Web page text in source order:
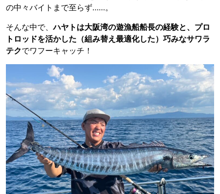
の中々バイトまで至らず……。
そんな中で、ハヤトは大阪湾の遊漁船船長の経験と、プロ
トロッドを活かした（組み替え最適化した）巧みなサワラ
テクでワフーキャッチ！